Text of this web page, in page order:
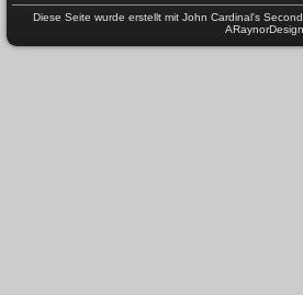
Diese Seite wurde erstellt mit John Cardinal's
ARaynorDesign